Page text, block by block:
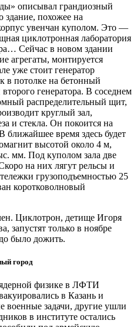
описывал грандиозный
похожее на
увенчан куполом. Это —
циклотронная лаборатория
Сейчас в новом здании
агрегаты, монтируется
уже стоит генератор
в потолке на бетонный
генератора. В соседнем
распределительный щит,
круглый зал,
и стекла. Он покоится на
время здесь будет
высотой около 4 м,
мм. Под куполом зала две
на них лягут рельсы и
грузоподъемностью 25
коротковолновый
Циклотрон, детище Игоря
запустят только в ноябре
было дожить.
город
физике в ЛФТИ
в Казань и
военные задачи, другие ушли
в институте остались